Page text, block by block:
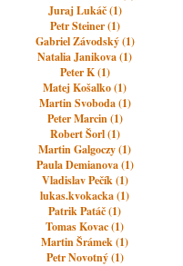
Juraj Lukáč (1)
Petr Steiner (1)
Gabriel Závodský (1)
Natalia Janikova (1)
Peter K (1)
Matej Košalko (1)
Martin Svoboda (1)
Peter Marcin (1)
Robert Šorl (1)
Martin Galgoczy (1)
Paula Demianova (1)
Vladislav Pečík (1)
lukas.kvokacka (1)
Patrik Patáč (1)
Tomas Kovac (1)
Martin Šrámek (1)
Petr Novotný (1)